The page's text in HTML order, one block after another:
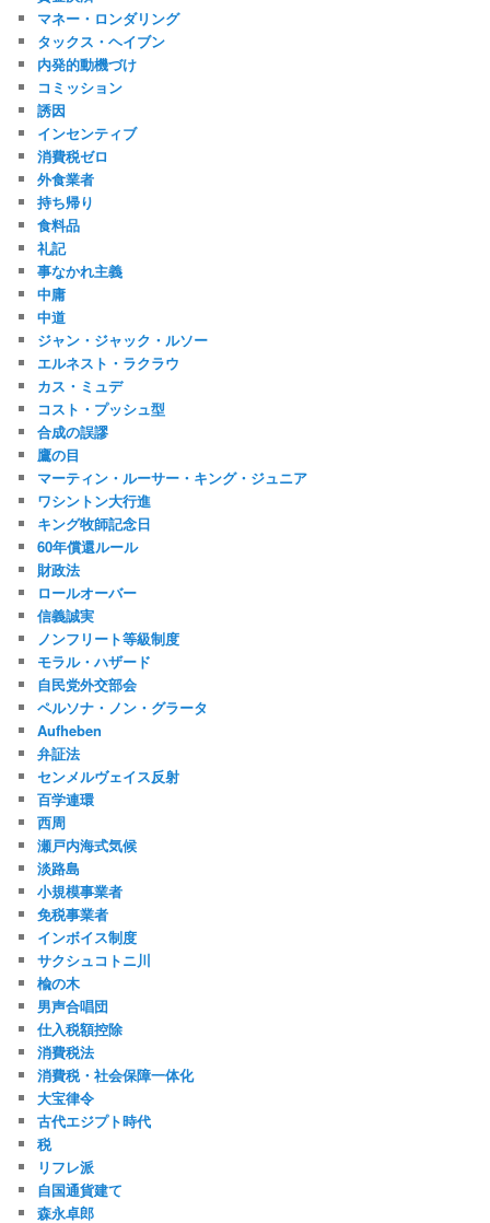
マネー・ロンダリング
タックス・ヘイブン
内発的動機づけ
コミッション
誘因
インセンティブ
消費税ゼロ
外食業者
持ち帰り
食料品
礼記
事なかれ主義
中庸
中道
ジャン・ジャック・ルソー
エルネスト・ラクラウ
カス・ミュデ
コスト・プッシュ型
合成の誤謬
鷹の目
マーティン・ルーサー・キング・ジュニア
ワシントン大行進
キング牧師記念日
60年償還ルール
財政法
ロールオーバー
信義誠実
ノンフリート等級制度
モラル・ハザード
自民党外交部会
ペルソナ・ノン・グラータ
Aufheben
弁証法
センメルヴェイス反射
百学連環
西周
瀬戸内海式気候
淡路島
小規模事業者
免税事業者
インボイス制度
サクシュコトニ川
楡の木
男声合唱団
仕入税額控除
消費税法
消費税・社会保障一体化
大宝律令
古代エジプト時代
税
リフレ派
自国通貨建て
森永卓郎